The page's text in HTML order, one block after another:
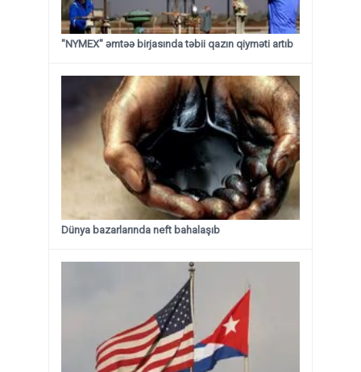
"NYMEX" əmtəə birjasında təbii qazın qiyməti artıb
Dünya bazarlarında neft bahalaşıb